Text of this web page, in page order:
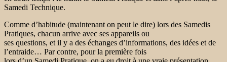
Samedi Technique.
Comme d’habitude (maintenant on peut le dire) lors des Samedis
Pratiques, chacun arrive avec ses appareils ou
ses questions, et il y a des échanges d’informations, des idées et de
l’entraide… Par contre, pour la première fois